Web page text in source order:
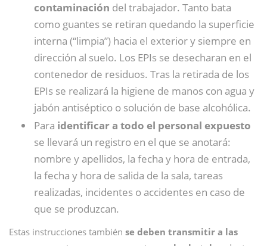
contaminación del trabajador. Tanto bata
como guantes se retiran quedando la superficie
interna (“limpia”) hacia el exterior y siempre en
dirección al suelo. Los EPIs se desecharan en el
contenedor de residuos. Tras la retirada de los
EPIs se realizará la higiene de manos con agua y
jabón antiséptico o solución de base alcohólica.
Para identificar a todo el personal expuesto
se llevará un registro en el que se anotará:
nombre y apellidos, la fecha y hora de entrada,
la fecha y hora de salida de la sala, tareas
realizadas, incidentes o accidentes en caso de
que se produzcan.
Estas instrucciones también se deben transmitir a las